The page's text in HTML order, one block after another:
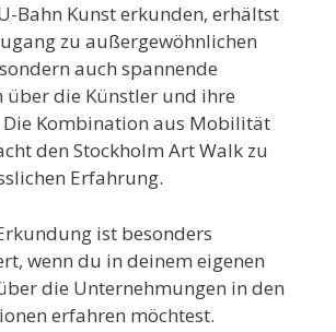
Bahn Kunst erkunden, erhältst
zu außergewöhnlichen
auch spannende
die Künstler und ihre
Kombination aus Mobilität
den Stockholm Art Walk zu
Erfahrung.
ist besonders
wenn du in deinem eigenen
die Unternehmungen in den
erfahren möchtest.